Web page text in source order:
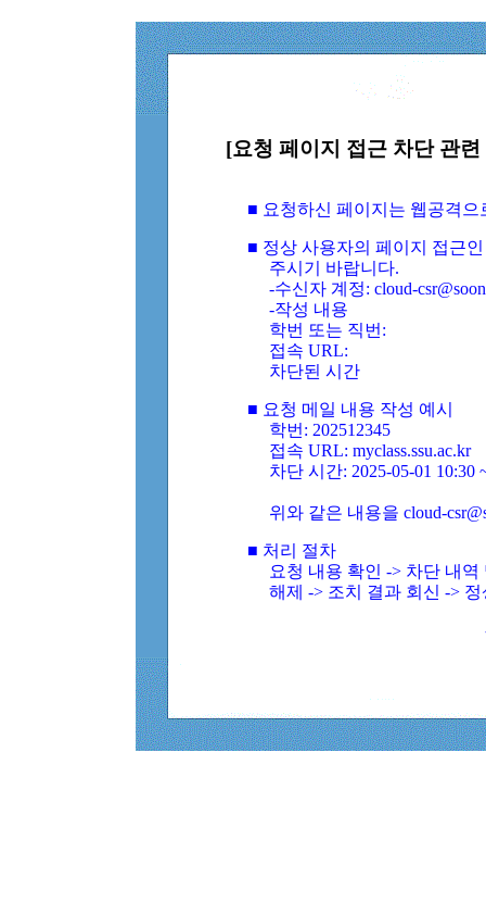
[요청 페이지 접근 차단 관
■ 요청하신 페이지는 웹공격
■ 정상 사용자의 페이지 접근
주시기 바랍니다.
-수신자 계정: cloud-
-작성 내용
학번 또는 직번:
접속 URL:
차단된 시간
■ 요청 메일 내용 작성 예시
학번: 202512345
접속 URL: myclass.ssu.ac.kr
차단 시간: 2025-05-01 10:30
위와 같은 내용을 cloud-
■ 처리 절차
요청 내용 확인 -> 차단 내
해제 -> 조치 결과 회신 ->